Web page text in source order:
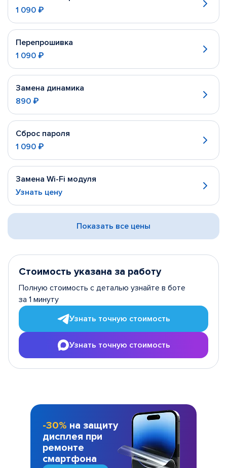
1 090 ₽
Перепрошивка
1 090 ₽
Замена динамика
890 ₽
Сброс пароля
1 090 ₽
Замена Wi-Fi модуля
Узнать цену
Показать все цены
Стоимость указана за работу
Полную стоимость с деталью узнайте в боте
за 1 минуту
Узнать точную стоимость
Узнать точную стоимость
-30% на защиту
дисплея при
ремонте
смартфона